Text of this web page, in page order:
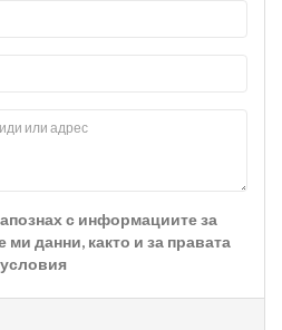
с информациите за
ми данни, както и за правата